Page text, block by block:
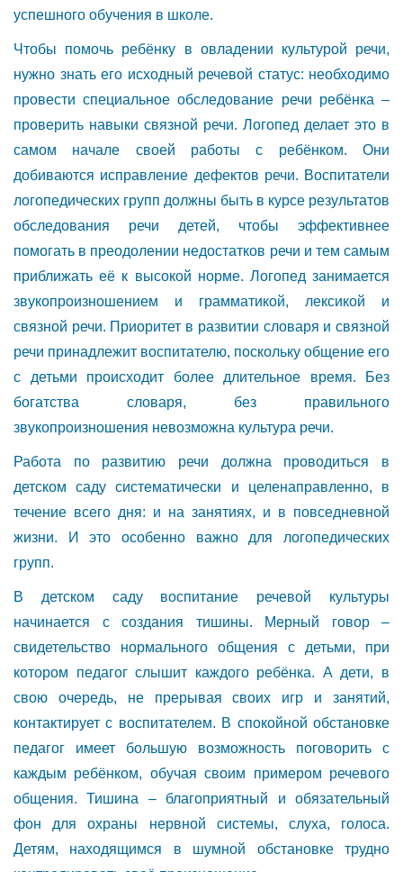
успешного обучения в школе.
Чтобы помочь ребёнку в овладении культурой речи,
нужно знать его исходный речевой статус: необходимо
провести специальное обследование речи ребёнка –
проверить навыки связной речи. Логопед делает это в
самом начале своей работы с ребёнком. Они
добиваются исправление дефектов речи. Воспитатели
логопедических групп должны быть в курсе результатов
обследования речи детей, чтобы эффективнее
помогать в преодолении недостатков речи и тем самым
приближать её к высокой норме. Логопед занимается
звукопроизношением и грамматикой, лексикой и
связной речи. Приоритет в развитии словаря и связной
речи принадлежит воспитателю, поскольку общение его
с детьми происходит более длительное время. Без
богатства словаря, без правильного
звукопроизношения невозможна культура речи.
Работа по развитию речи должна проводиться в
детском саду систематически и целенаправленно, в
течение всего дня: и на занятиях, и в повседневной
жизни. И это особенно важно для логопедических
групп.
В детском саду воспитание речевой культуры
начинается с создания тишины. Мерный говор –
свидетельство нормального общения с детьми, при
котором педагог слышит каждого ребёнка. А дети, в
свою очередь, не прерывая своих игр и занятий,
контактирует с воспитателем. В спокойной обстановке
педагог имеет большую возможность поговорить с
каждым ребёнком, обучая своим примером речевого
общения. Тишина – благоприятный и обязательный
фон для охраны нервной системы, слуха, голоса.
Детям, находящимся в шумной обстановке трудно